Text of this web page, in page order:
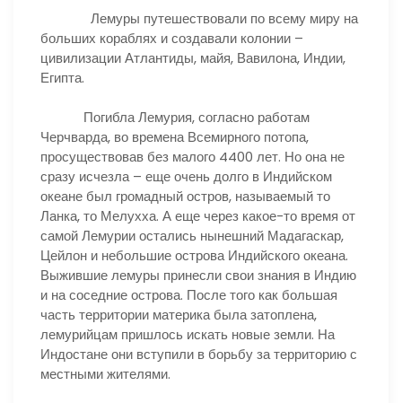
Лемуры путешествовали по всему миру на
больших кораблях и создавали колонии –
цивилизации Атлантиды, майя, Вавилона, Индии,
Египта.
Погибла Лемурия, согласно работам
Черчварда, во времена Всемирного потопа,
просуществовав без малого 4400 лет. Но она не
сразу исчезла – еще очень долго в Индийском
океане был громадный остров, называемый то
Ланка, то Мелухха. А еще через какое-то время от
самой Лемурии остались нынешний Мадагаскар,
Цейлон и небольшие острова Индийского океана.
Выжившие лемуры принесли свои знания в Индию
и на соседние острова. После того как большая
часть территории материка была затоплена,
лемурийцам пришлось искать новые земли. На
Индостане они вступили в борьбу за территорию с
местными жителями.